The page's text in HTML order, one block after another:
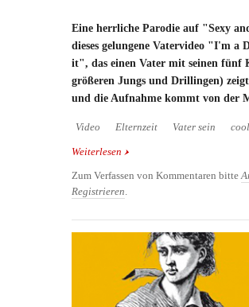
Eine herrliche Parodie auf "Sexy
dieses gelungene Vatervideo "I'm a
it", das einen Vater mit seinen fünf
größeren Jungs und Drillingen)
und die Aufnahme kommt von der
Video Elternzeit Vater sein
Weiterlesen über I'm Daddy and I Know
Zum Verfassen von Kommentaren bitte
Registrieren